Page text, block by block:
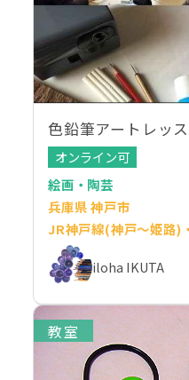
色鉛筆アートレッ
オンライン可
絵画・陶芸
兵庫県 神戸市
JR神戸線(神戸～姫路)
iloha IKUTA
教室